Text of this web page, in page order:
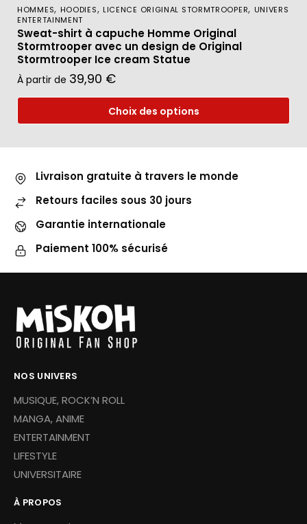
HOMMES, HOODIES, LICENCE ORIGINAL STORMTROOPER, UNIVERS
ENTERTAINMENT
Sweat-shirt à capuche Homme Original
Stormtrooper avec un design de Original
Stormtrooper Ice cream Statue
À partir de 39,90 €
Choix des options
Livraison gratuite à travers le monde
Retours faciles sous 30 jours
Garantie internationale
Paiement 100% sécurisé
NOS UNIVERS
MUSIQUE, ROCK’N ROLL
MANGA, ANIME
ENTERTAINMENT
LIFESTYLE
UNIVERSITAIRE
À PROPOS